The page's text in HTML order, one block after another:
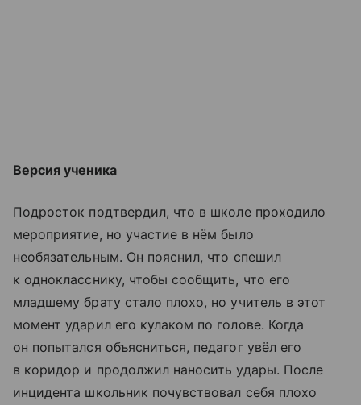
Версия ученика
Подросток подтвердил, что в школе проходило
мероприятие, но участие в нём было
необязательным. Он пояснил, что спешил
к однокласснику, чтобы сообщить, что его
младшему брату стало плохо, но учитель в этот
момент ударил его кулаком по голове. Когда
он попытался объясниться, педагог увёл его
в коридор и продолжил наносить удары. После
инцидента школьник почувствовал себя плохо